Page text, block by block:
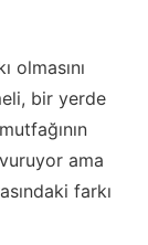
bir yerde
ama
farkı